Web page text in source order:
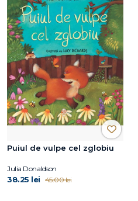
Puiul de vulpe cel zglobiu
Julia Donaldson
38.25 lei 45.00 lei